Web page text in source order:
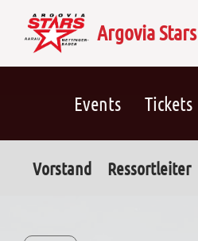
Argovia Stars
Events Tickets
Vorstand Ressortleiter